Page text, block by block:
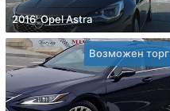
2016' Opel Astra
Возможен торг